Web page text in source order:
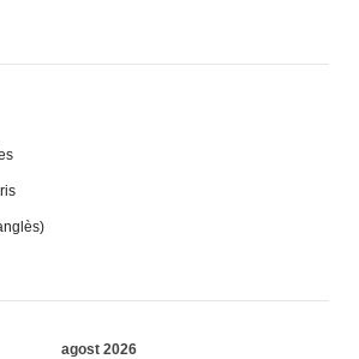
agost 2026